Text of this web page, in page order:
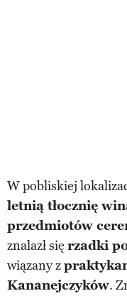
W pobliskiej
letnią tłocznię
przedmiotów
znalazł się rzadki
wiązany z
Kananejczyków.